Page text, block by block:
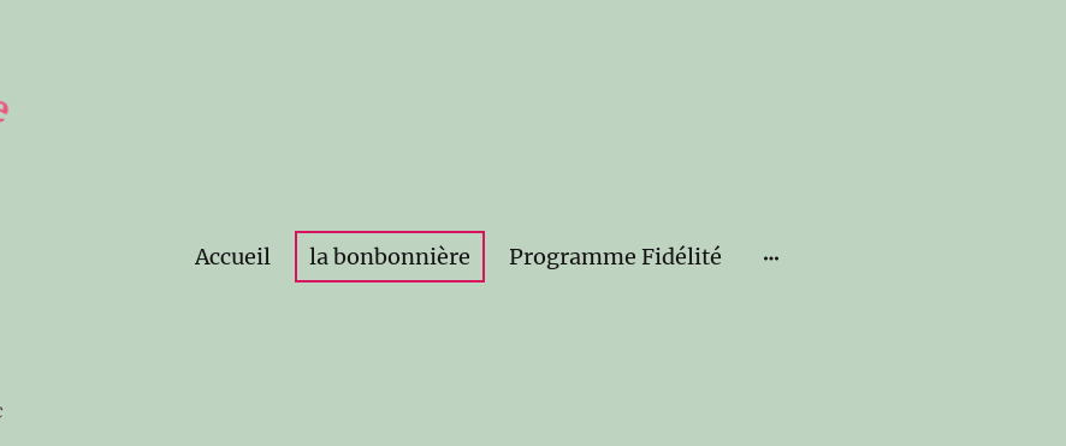
Accueil la bonbonnière Programme Fidélité